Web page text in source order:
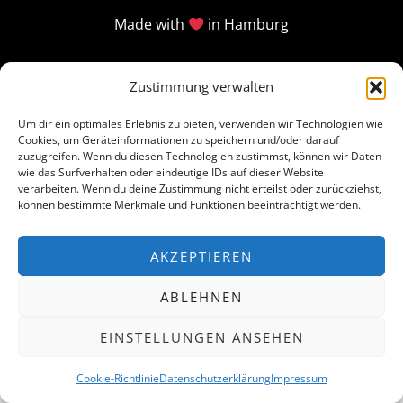
Zustimmung verwalten
Um dir ein optimales Erlebnis zu bieten, verwenden wir Technologien wie
Cookies, um Geräteinformationen zu speichern und/oder darauf
zuzugreifen. Wenn du diesen Technologien zustimmst, können wir Daten
wie das Surfverhalten oder eindeutige IDs auf dieser Website
verarbeiten. Wenn du deine Zustimmung nicht erteilst oder zurückziehst,
können bestimmte Merkmale und Funktionen beeinträchtigt werden.
AKZEPTIEREN
ABLEHNEN
EINSTELLUNGEN ANSEHEN
Cookie-RichtlinieDatenschutzerklärungImpressum
Made with in Hamburg